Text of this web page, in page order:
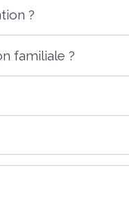
?
familiale ?